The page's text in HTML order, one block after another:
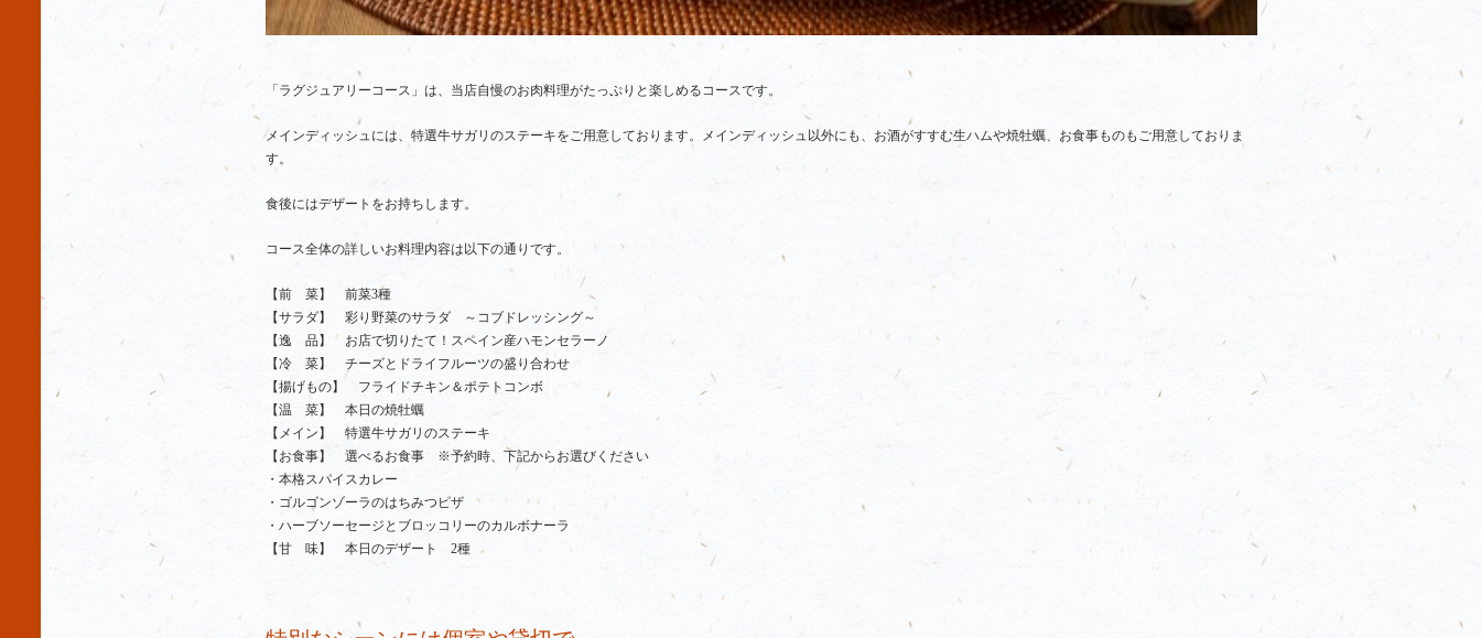
「ラグジュアリーコース」は、当店自慢のお肉料理がたっぷりと楽しめるコースです。
メインディッシュには、特選牛サガリのステーキをご用意しております。メインディッシュ以外にも、お酒がすすむ生ハムや焼牡蠣、お食事ものもご用意しておりま
す。
食後にはデザートをお持ちします。
コース全体の詳しいお料理内容は以下の通りです。
【前 菜】 前菜3種
【サラダ】 彩り野菜のサラダ ～コブドレッシング～
【逸 品】 お店で切りたて！スペイン産ハモンセラーノ
【冷 菜】 チーズとドライフルーツの盛り合わせ
【揚げもの】 フライドチキン＆ポテトコンボ
【温 菜】 本日の焼牡蠣
【メイン】 特選牛サガリのステーキ
【お食事】 選べるお食事 ※予約時、下記からお選びください
・本格スパイスカレー
・ゴルゴンゾーラのはちみつピザ
・ハーブソーセージとブロッコリーのカルボナーラ
【甘 味】 本日のデザート 2種